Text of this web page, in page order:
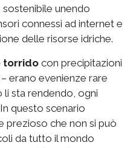
sostenibile unendo
connessi ad internet e
delle risorse idriche.
torrido con precipitazioni
– erano evenienze rare
sta rendendo, ogni
questo scenario
prezioso che non si può
da tutto il mondo